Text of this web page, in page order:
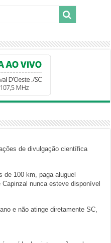
de divulgação científica
de 100 km, paga aluguel
nunca esteve disponível
e não atinge diretamente SC,